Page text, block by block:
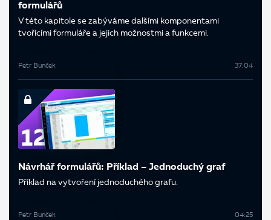
formulářů
V této kapitole se zabýváme dalšími komponentami
tvořícími formuláře a jejich možnostmi a funkcemi.
Petr Bunček 37:04
Návrhář formulářů: Příklad – Jednoduchý graf
Příklad na vytvoření jednoduchého grafu.
Petr Bunček 04:25